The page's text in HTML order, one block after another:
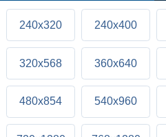
240x320 240x400
320x568 360x640
480x854 540x960